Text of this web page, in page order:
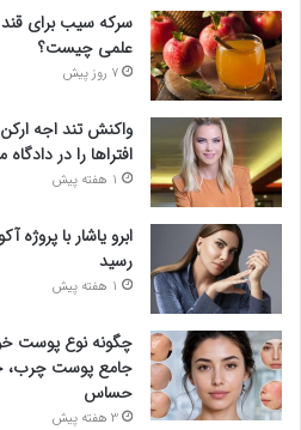
سرکه سیب برای
علمی چیست؟
7 روز پیش
واکنش تند اجه
افتراها را در
1 هفته پیش
رسید
1 هفته پیش
چگونه نوع پوست
جامع پوست چرب،
حساس
3 هفته پیش